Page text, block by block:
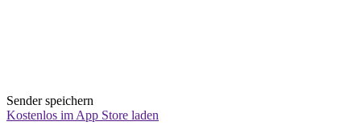
Sender speichern
Kostenlos im App Store laden